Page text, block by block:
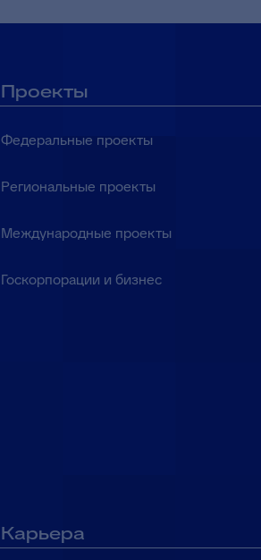
Проекты
Федеральные проекты
Региональные проекты
Международные проекты
Госкорпорации и бизнес
Карьера